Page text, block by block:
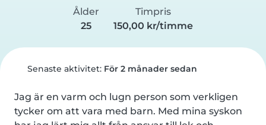
Ålder
25
Timpris
150,00 kr/timme
Senaste aktivitet: För 2 månader sedan
Jag är en varm och lugn person som verkligen
tycker om att vara med barn. Med mina syskon